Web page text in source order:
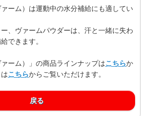
ーム）は運動中の水分補給にも適してい
、ヴァームパウダーは、汗と一緒に失わ
できます。
ーム）」の商品ラインナップはこちらか
こちらからご覧いただけます。
戻る